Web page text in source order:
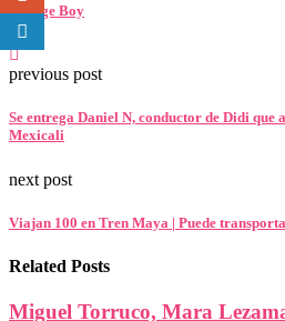
George Boy
previous post
Se entrega Daniel N, conductor de Didi que
Mexicali
next post
Viajan 100 en Tren Maya | Puede
Related Posts
Miguel Torruco, Mara